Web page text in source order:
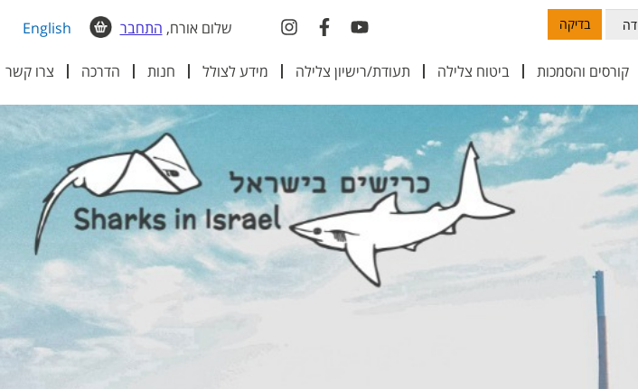
בדיקה English שלום אורח, התחבר
קורסים והסמכות ביטוח צלילה תעודת/רישיון צלילה מידע לצולל חנות הדרכה צרו קשר